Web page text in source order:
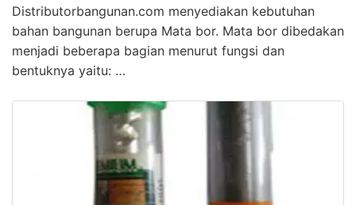
Distributorbangunan.com menyediakan kebutuhan
bahan bangunan berupa Mata bor. Mata bor dibedakan
menjadi beberapa bagian menurut fungsi dan
bentuknya yaitu: …